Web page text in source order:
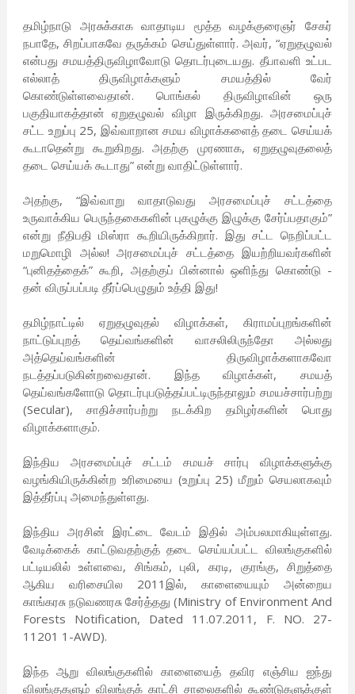
தமிழ்நாடு அரசுக்காக வாதாடிய மூத்த வழக்குரைஞர் சேகர்
நபாதே, சிறப்பாகவே தருக்கம் செய்துள்ளார். அவர், “ஏறுதழுவல்
என்பது சமயத்திருவிழாவோடு தொடர்புடையது. தீபாவளி உட்பட
எல்லாத் திருவிழாக்களும் சமயத்தில் வேர்
கொண்டுள்ளவைதான். பொங்கல் திருவிழாவின் ஒரு
பகுதியாகத்தான் ஏறுதழுவல் விழா இருக்கிறது. அரசமைப்புச்
சட்ட உறுப்பு 25, இவ்வாறான சமய விழாக்களைத் தடை செய்யக்
கூடாதென்று கூறுகிறது. அதற்கு முரணாக, ஏறுதழுவுதலைத்
தடை செய்யக் கூடாது” என்று வாதிட்டுள்ளார்.
அதற்கு, “இவ்வாறு வாதாடுவது அரசமைப்புச் சட்டத்தை
உருவாக்கிய பெருந்தகைகளின் புகழுக்கு இழுக்கு சேர்ப்பதாகும்”
என்று நீதிபதி மிஸ்ரா கூறியிருக்கிறார். இது சட்ட நெறிப்பட்ட
மறுமொழி அல்ல! அரசமைப்புச் சட்டத்தை இயற்றியவர்களின்
“புனிதத்தைக்” கூறி, அதற்குப் பின்னால் ஒளிந்து கொண்டு -
தன் விருப்பப்படி தீர்ப்பெழுதும் உத்தி இது!
தமிழ்நாட்டில் ஏறுதழுவுதல் விழாக்கள், கிராமப்புறங்களின்
நாட்டுப்புறத் தெய்வங்களின் வாசலிலிருந்தோ அல்லது
அத்தெய்வங்களின் திருவிழாக்களாகவோ
நடத்தப்படுகின்றவைதான். இந்த விழாக்கள், சமயத்
தெய்வங்களோடு தொடர்புபடுத்தப்பட்டிருந்தாலும் சமயச்சார்பற்று
(Secular), சாதிச்சார்பற்று நடக்கிற தமிழர்களின் பொது
விழாக்களாகும்.
இந்திய அரசமைப்புச் சட்டம் சமயச் சார்பு விழாக்களுக்கு
வழங்கியிருக்கின்ற உரிமையை (உறுப்பு 25) மீறும் செயலாகவும்
இத்தீர்ப்பு அமைந்துள்ளது.
இந்திய அரசின் இரட்டை வேடம் இதில் அம்பலமாகியுள்ளது.
வேடிக்கைக் காட்டுவதற்குத் தடை செய்யப்பட்ட விலங்குகளில்
பட்டியலில் உள்ளவை, சிங்கம், புலி, கரடி, குரங்கு, சிறுத்தை
ஆகிய வரிசையில 2011இல், காளையையும் அன்றைய
காங்கரசு நடுவணரசு சேர்த்தது (Ministry of Environment And
Forests Notification, Dated 11.07.2011, F. NO. 27-
11201 1-AWD).
இந்த ஆறு விலங்குகளில் காளையைத் தவிர எஞ்சிய ஐந்து
விலங்குகளும் விலங்குக் காட்சி சாலைகளில் கூண்டுகளுக்குள்